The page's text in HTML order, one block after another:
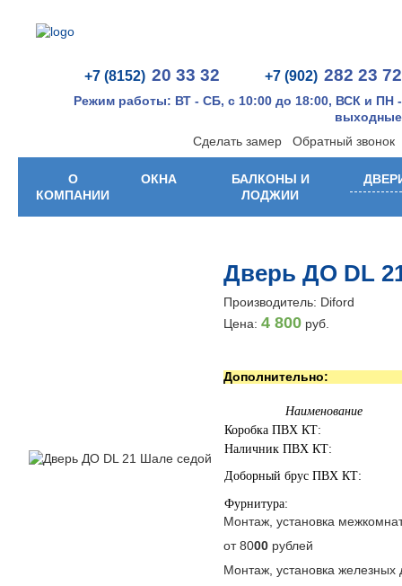
+7 (8152) 20 33 32 +7 (902) 282 23 72
Режим работы: ВТ - СБ, с 10:00 до 18:00, ВСК и ПН -
выходные
Сделать замер
Обратный звонок
О
КОМПАНИИ
ОКНА
БАЛКОНЫ И
ЛОДЖИИ
Дверь ДО DL
Производитель: Diford
Цена: 4 800 руб.
Дополнительно:
Наименование
Коробка ПВХ КТ:
Наличник ПВХ КТ:
Доборный брус ПВХ КТ:
Фурнитура:
Монтаж, установка
от 8000 рублей
Монтаж, установка железных